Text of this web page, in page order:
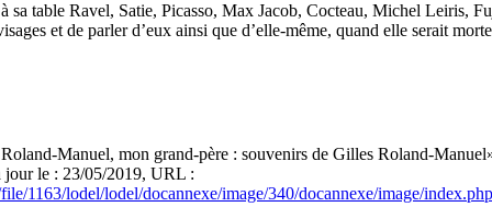
table Ravel, Satie, Picasso, Max Jacob, Cocteau, Michel Leiris,
et de parler d’eux ainsi que d’elle-même, quand elle serait
Manuel, mon grand-père : souvenirs de Gilles Roland-
jour le : 23/05/2019, URL :
1163/lodel/lodel/docannexe/image/340/docannexe/image/